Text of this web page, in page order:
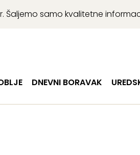
Šaljemo samo kvalitetne
DNEVNI BORAVAK